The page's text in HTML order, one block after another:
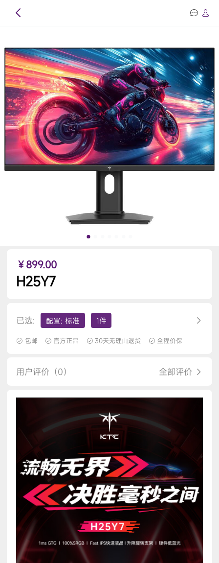
￥899.00
H25Y7
已选: 配置: 标准 1件
包邮 官方正品 30天无理由退货 全程价保
用户评价（0） 全部评价